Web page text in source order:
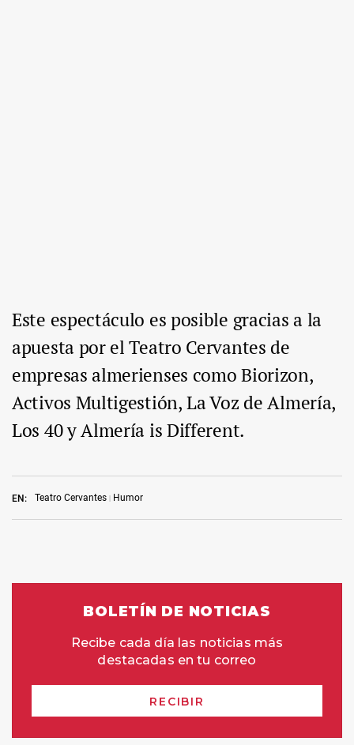
EN: Teatro Cervantes Humor
Este espectáculo es posible gracias a la
apuesta por el Teatro Cervantes de
empresas almerienses como Biorizon,
Activos Multigestión, La Voz de Almería,
Los 40 y Almería is Different.